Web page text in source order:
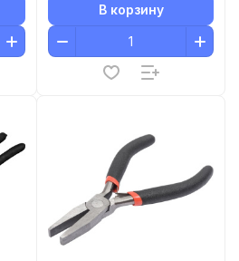
В корзину